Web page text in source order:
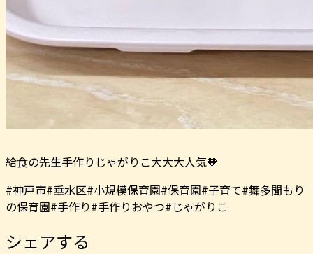
給食の先生手作りじゃがりこ大大大人気🧡
#神戸市#垂水区#小規模保育園#保育園#子育て#舞多聞もり
の保育園#手作り#手作りおやつ#じゃがりこ
シェアする